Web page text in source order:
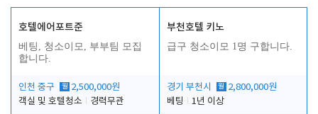
호텔에어포트준
베팅, 청소이모, 부부팀 모집
합니다.
인천 중구 월 2,500,000원
객실 및 호텔청소
경력무관
부천호텔 키노
급구 청소이모 1명 구합니다.
경기 부천시 월 2,800,000원
베팅
1년 이상